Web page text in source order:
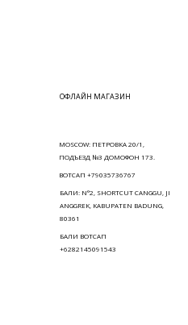
ОФЛАЙН МАГАЗИН
БАЛИ: N°2, SHORTCUT CANGGU, JI
ANGGREK, KABUPATEN BADUNG,
80361
MOSCOW: ПЕТРОВКА 20/1,
ПОДЪЕЗД №3 ДОМОФОН 173.
БАЛИ ВОТСАП
+6282145091543
ВОТСАП +79035736767